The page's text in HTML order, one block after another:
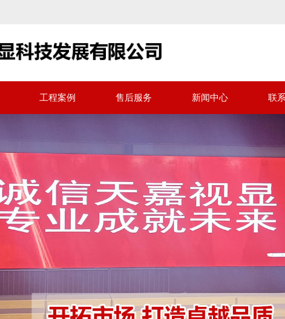
工程案例 售后服务 新闻中心 联